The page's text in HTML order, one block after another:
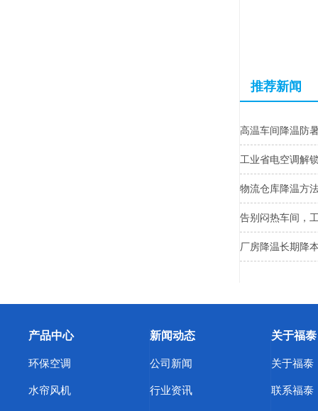
推荐新闻
高温车间降温防
工业省电空调解
物流仓库降温方
告别闷热车间，
厂房降温长期降
产品中心
环保空调
水帘风机
新闻动态
公司新闻
行业资讯
关于福泰
关于福泰
联系福泰